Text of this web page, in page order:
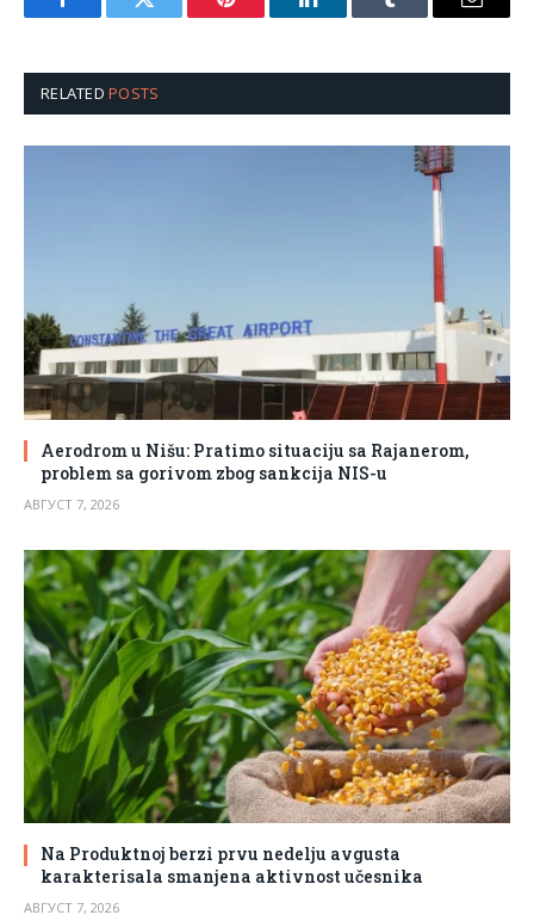
FacebookTwitter Pinterest LinkedInTumblr Email
RELATEDPOSTS
Aerodrom u Nišu: Pratimo situaciju sa Rajanerom,
problem sa gorivom zbog sankcija NIS-u
АВГУСТ 7, 2026
Na Produktnoj berzi prvu nedelju avgusta
karakterisala smanjena aktivnost učesnika
АВГУСТ 7, 2026